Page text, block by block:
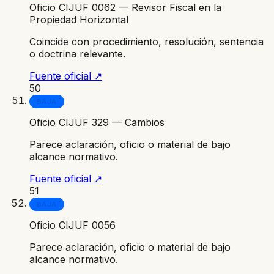
Oficio CIJUF 0062 — Revisor Fiscal en la
Propiedad Horizontal
Coincide con procedimiento, resolución, sentencia
o doctrina relevante.
Fuente oficial ↗
50
BAJA
Oficio CIJUF 329 — Cambios
Parece aclaración, oficio o material de bajo
alcance normativo.
Fuente oficial ↗
51
BAJA
Oficio CIJUF 0056
Parece aclaración, oficio o material de bajo
alcance normativo.